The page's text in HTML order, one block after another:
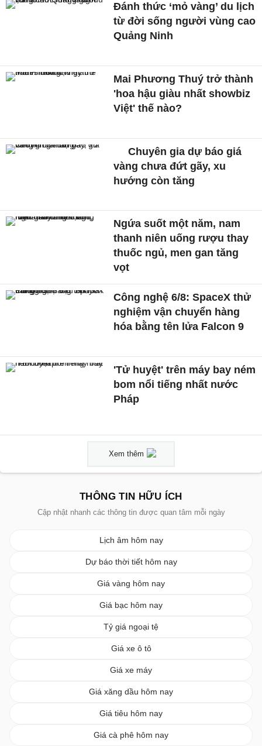
Đánh thức ‘mỏ vàng’ du lịch
từ đời sống người vùng cao
Quảng Ninh
Mai Phương Thuý trở thành
'hoa hậu giàu nhất showbiz
Việt' thế nào?
Chuyên gia dự báo giá
vàng chưa đứt gãy, xu
hướng còn tăng
Ngứa suốt một năm, nam
thanh niên uống rượu thay
thuốc ngủ, men gan tăng
vọt
Công nghệ 6/8: SpaceX thử
nghiệm vận chuyển hàng
hóa bằng tên lửa Falcon 9
'Tử huyệt' trên máy bay ném
bom nổi tiếng nhất nước
Pháp
Xem thêm
THÔNG TIN HỮU ÍCH
Cập nhật nhanh các thông tin được quan tâm mỗi ngày
Lịch âm hôm nay
Dự báo thời tiết hôm nay
Giá vàng hôm nay
Giá bạc hôm nay
Tỷ giá ngoại tệ
Giá xe ô tô
Giá xe máy
Giá xăng dầu hôm nay
Giá tiêu hôm nay
Giá cà phê hôm nay